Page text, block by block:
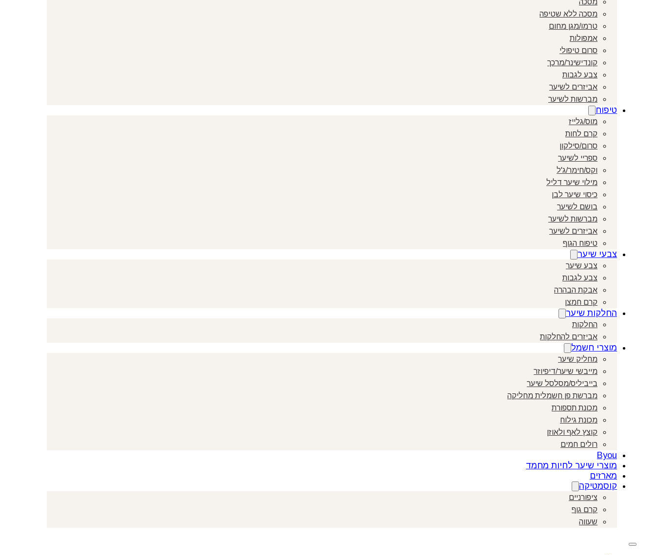
מסכה
מסכה ללא שטיפה
טרמו/מגן מחום
אמפולות
סרום טיפולי
קונדישינר/מרכך
צבע לגבות
אביזרים לשיער
מברשות לשיער
טיפוח
מוס/גלייז
קרם לחות
סרום/סילקון
ספריי לשיער
וקס/חימר/ג'ל
מילוי שיער דליל
כיסוי שיער לבן
בושם לשיער
מברשות לשיער
אביזרים לשיער
טיפוח הגוף
צבעי שיער
צבע שיער
צבע לגבות
אבקת הבהרה
קרם חמצן
החלקות שיער
החלקות
אביזרים להחלקות
מוצרי חשמל
מחליק שיער
מייבשי שיער/דיפיוזר
בייביליס/מסלסל שיער
מברשת פן חשמלית מחליקה
מכונת תספורת
מכונת גילוח
קוצץ לאף ולאוזן
רולים חמים
Byou
מוצרי שיער לחיות מחמד
מארזים
קוסמטיקה
ציפורניים
קרם גוף
שעווה